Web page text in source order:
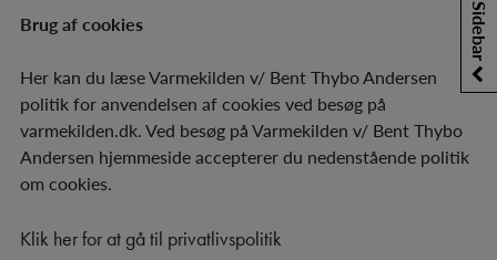
Brug af cookies
Her kan du læse Varmekilden v/ Bent Thybo Andersen
politik for anvendelsen af cookies ved besøg på
varmekilden.dk. Ved besøg på Varmekilden v/ Bent Thybo
Andersen hjemmeside accepterer du nedenstående politik
om cookies.
Klik her for at gå til privatlivspolitik
Sidebar